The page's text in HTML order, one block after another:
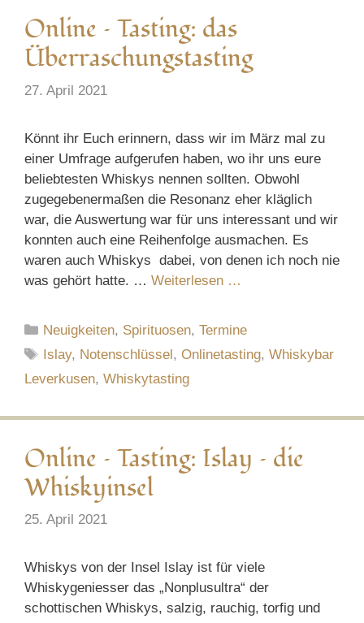
Online – Tasting: das
Überraschungstasting
27. April 2021
Könnt ihr Euch erinnern, dass wir im März mal zu
einer Umfrage aufgerufen haben, wo ihr uns eure
beliebtesten Whiskys nennen sollten. Obwohl
zugegebenermaßen die Resonanz eher kläglich
war, die Auswertung war für uns interessant und wir
konnten auch eine Reihenfolge ausmachen. Es
waren auch Whiskys dabei, von denen ich noch nie
was gehört hatte. … Weiterlesen …
Kategorien
Neuigkeiten, Spirituosen,Termine
Schlagwörter
Islay, Notenschlüssel,Onlinetasting,Whiskybar
Leverkusen, Whiskytasting
Online – Tasting: Islay – die
Whiskyinsel
25. April 2021
Whiskys von der Insel Islay ist für viele
Whiskygeniesser das „Nonplusultra“ der
schottischen Whiskys, salzig, rauchig, torfig und